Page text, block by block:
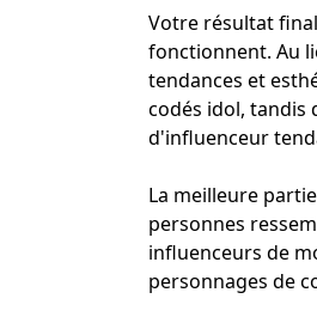
Votre résultat
fonctionnent. Au
tendances et
codés idol, tandis
d'influenceur
La meilleure
personnes
influenceurs de
personnages de